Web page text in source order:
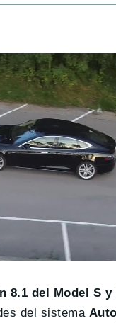
8.1 del Model S y
del sistema